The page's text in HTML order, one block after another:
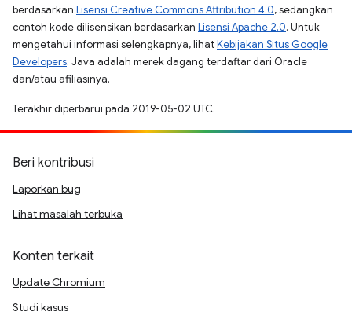
berdasarkan Lisensi Creative Commons Attribution 4.0, sedangkan
contoh kode dilisensikan berdasarkan Lisensi Apache 2.0. Untuk
mengetahui informasi selengkapnya, lihatKebijakan Situs Google
Developers. Java adalah merek dagang terdaftar dari Oracle
dan/atau afiliasinya.
Terakhir diperbarui pada 2019-05-02 UTC.
Beri kontribusi
Laporkan bug
Lihat masalah terbuka
Konten terkait
Update Chromium
Studi kasus